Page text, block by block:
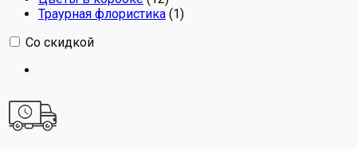
Траурная флористика (1)
Со скидкой